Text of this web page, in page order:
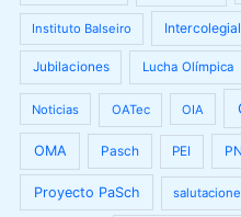
Instituto Balseiro
Jubilaciones Lucha Olímpica
Noticias OATec OIA
OMA Pasch PEI
Proyecto PaSch